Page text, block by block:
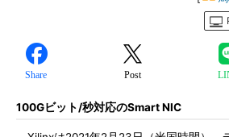
Share Post
100Gビット/秒対応のSmart NIC